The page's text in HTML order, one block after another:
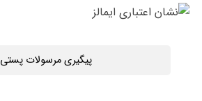
پیگیری مرسولات پستی